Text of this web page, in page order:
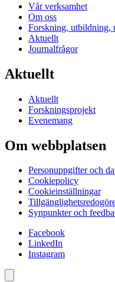
Vår verksamhet
Om oss
Forskning, utbildning,
Aktuellt
Journalfrågor
Aktuellt
Aktuellt
Forskningsprojekt
Evenemang
Om webbplatsen
Personuppgifter och
Cookiepolicy
Cookieinställningar
Synpunkter och
Facebook
LinkedIn
Instagram